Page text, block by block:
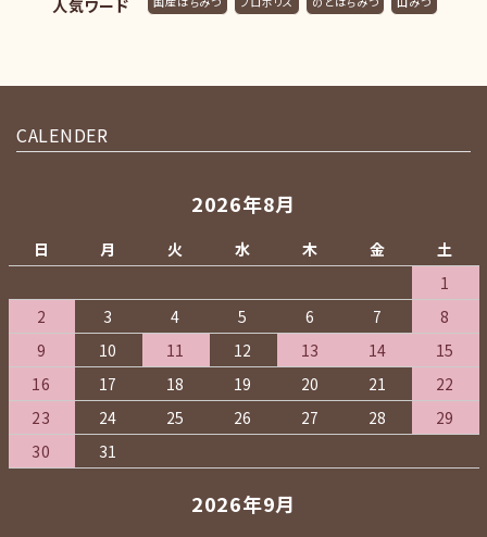
人気ワード
CALENDER
2026年8月
日 月 火 水 木 金
土
1
2
3 4 5 6 7
8
9
10 11 12 13 14
15
16
17 18 19 20 21
22
23
24 25 26 27 28
29
30
31
2026年9月